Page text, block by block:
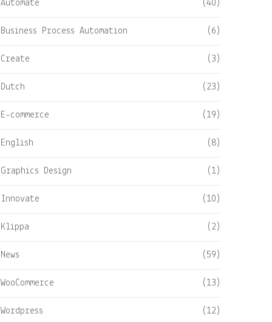
Automate (40)
Business Process Automation (6)
Create (3)
Dutch (23)
E-commerce (19)
English (8)
Graphics Design (1)
Innovate (10)
Klippa (2)
News (59)
WooCommerce (13)
Wordpress (12)